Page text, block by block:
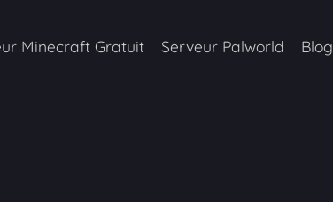
Minecraft Gratuit Serveur Palworld Blog